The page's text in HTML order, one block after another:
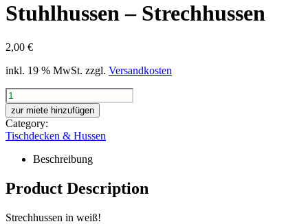
Stuhlhussen – Strechhussen
2,00 €
inkl. 19 % MwSt. zzgl. Versandkosten
Stuhlhussen
-
Strechhussen
Menge
zur miete hinzufügen
Category:
Tischdecken & Hussen
Beschreibung
Product Description
Strechhussen in weiß!